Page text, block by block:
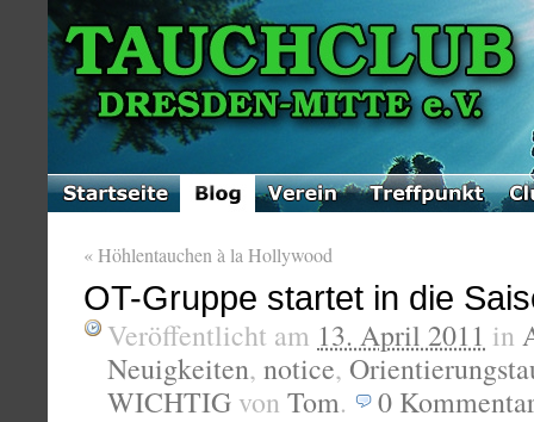
«Höhlentauchen à la Hollywood
OT-Gruppe startet in die
Veröffentlicht am 13. April 2011 in
Neuigkeiten, notice,
WICHTIG von Tom. 0